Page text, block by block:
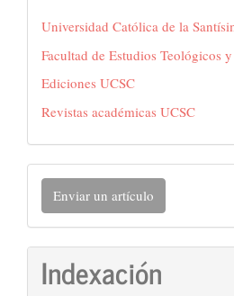
Universidad Católica de la
Facultad de Estudios Teológicos
Ediciones UCSC
Revistas académicas UCSC
Enviar
un
artículo
Enviar un artículo
Indexación